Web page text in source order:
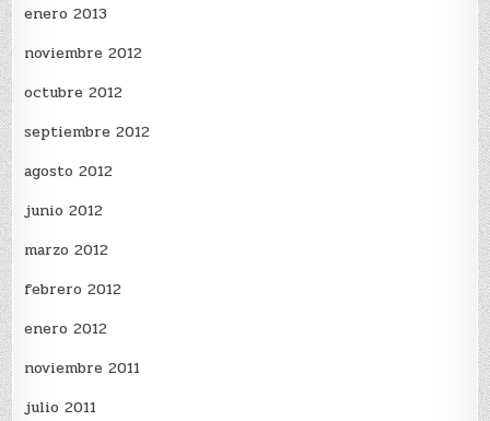
enero 2013
noviembre 2012
octubre 2012
septiembre 2012
agosto 2012
junio 2012
marzo 2012
febrero 2012
enero 2012
noviembre 2011
julio 2011